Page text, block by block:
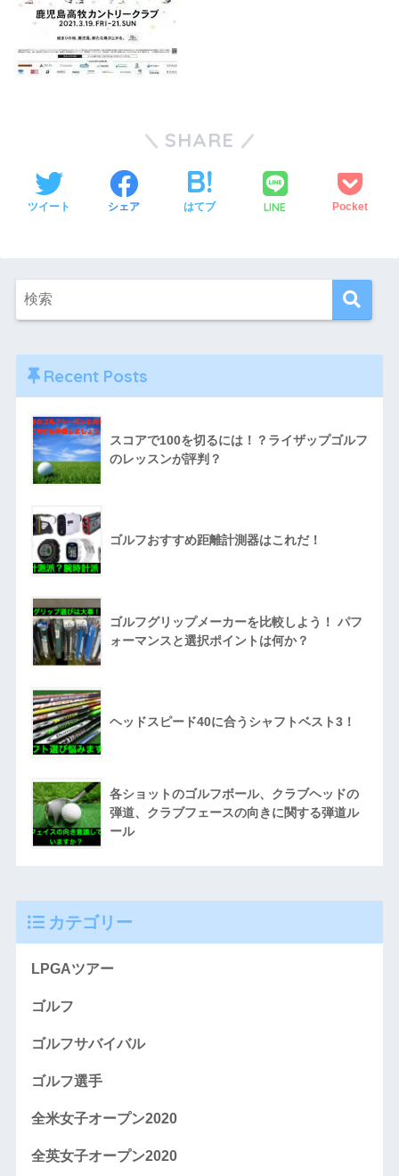
SHARE
ツイート シェア はてブ LINE Pocket
Recent Posts
スコアで100を切るには！？ライザップゴルフ
のレッスンが評判？
ゴルフおすすめ距離計測器はこれだ！
ゴルフグリップメーカーを比較しよう！ パフ
ォーマンスと選択ポイントは何か？
ヘッドスピード40に合うシャフトベスト3！
各ショットのゴルフボール、クラブヘッドの
弾道、クラブフェースの向きに関する弾道ル
ール
カテゴリー
LPGAツアー
ゴルフ
ゴルフサバイバル
ゴルフ選手
全米女子オープン2020
全英女子オープン2020